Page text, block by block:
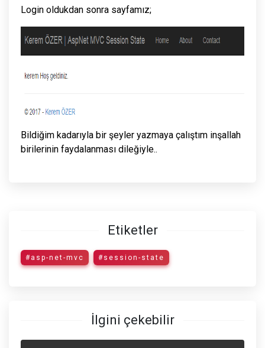
Login oldukdan sonra sayfamız;
Bildiğim kadarıyla bir şeyler yazmaya çalıştım inşallah
birilerinin faydalanması dileğiyle..
Etiketler
#asp-net-mvc #session-state
İlgini çekebilir